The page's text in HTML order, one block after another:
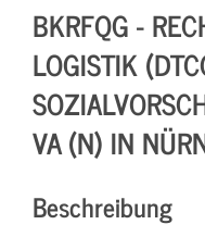
BKRFQG -
LOGISTIK
VA (N) IN
Beschreibung